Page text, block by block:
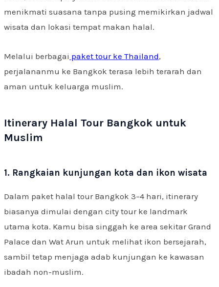
menikmati suasana tanpa pusing memikirkan jadwal
wisata dan lokasi tempat makan halal.
Melalui berbagai paket tour ke Thailand,
perjalananmu ke Bangkok terasa lebih terarah dan
aman untuk keluarga muslim.
Itinerary Halal Tour Bangkok untuk
Muslim
1. Rangkaian kunjungan kota dan ikon wisata
Dalam paket halal tour Bangkok 3–4 hari, itinerary
biasanya dimulai dengan city tour ke landmark
utama kota. Kamu bisa singgah ke area sekitar Grand
Palace dan Wat Arun untuk melihat ikon bersejarah,
sambil tetap menjaga adab kunjungan ke kawasan
ibadah non-muslim.